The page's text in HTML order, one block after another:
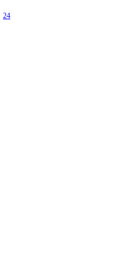
24